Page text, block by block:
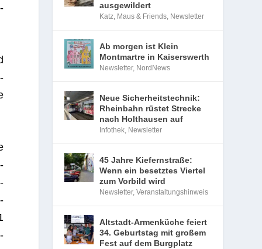
ausgewildert
Katz, Maus & Friends, Newsletter
Ab morgen ist Klein
Montmartre in Kaiserswerth
Newsletter, NordNews
Neue Sicherheitstechnik:
Rheinbahn rüstet Strecke
nach Holthausen auf
Infothek, Newsletter
45 Jahre Kiefernstraße:
Wenn ein besetztes Viertel
zum Vorbild wird
Newsletter,Veranstaltungshinweis
Altstadt-Armenküche feiert
34. Geburtstag mit großem
Fest auf dem Burgplatz